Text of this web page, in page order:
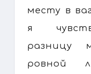
месту в
я
разницу
ровной